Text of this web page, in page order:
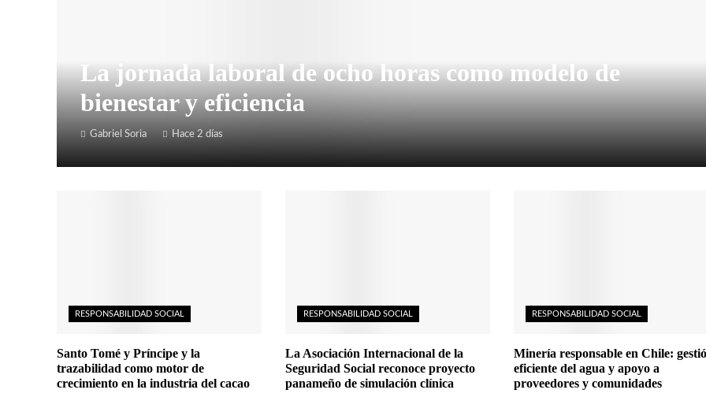
La jornada laboral de ocho horas como modelo de
bienestar y eficiencia
Gabriel Soria Hace 2 días
RESPONSABILIDAD SOCIAL
Santo Tomé y Príncipe y la
trazabilidad como motor de
crecimiento en la industria del cacao
RESPONSABILIDAD SOCIAL
La Asociación Internacional de la
Seguridad Social reconoce proyecto
panameño de simulación clínica
RESPONSABILIDAD SOCIAL
Minería responsable en Chile:
eficiente del agua y apoyo a
proveedores y comunidades